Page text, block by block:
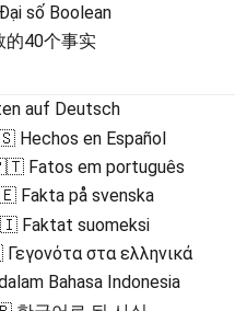
số Boolean
40个事实
auf Deutsch
Hechos en Español
Fatos em português
Fakta på svenska
Faktat suomeksi
στα ελληνικά
Bahasa Indonesia